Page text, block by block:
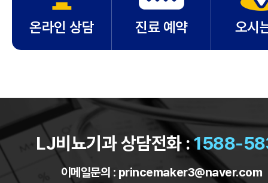
온라인 상담 진료 예약 오시
LJ비뇨기과 상담전화 :1588-
이메일문의 : princemaker3@naver.com